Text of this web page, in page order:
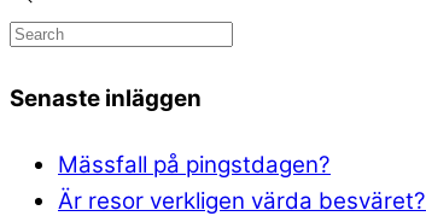
Senaste inläggen
Mässfall på pingstdagen?
Är resor verkligen värda besväret?